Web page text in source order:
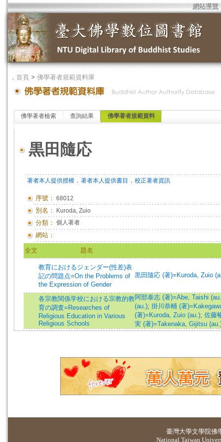
網站導覽
． 首頁 > 佛學著者規範資料庫
佛學著者檢索 查詢結果 佛學著者規範資料
黒田隨応
著者本人提供授權 ． 著者本人提供書目 ． 校正著者資訊
序號： 68012
別名： Kuroda, Zuio
分類： 個人著者
網站：
全文 題名
教育におけるジェンダー(性差)表
記の問題点=On the Problems of
the Expression of Gender
黒田隨応 (著)=Kuroda, Zuio
各宗教関係学校における宗教的教
育の調査=Researches of
Religious Education in Various
Religious Schools
阿部泰志 (著)=Abe, Taishi
(au.); 掛川恭輔 (著
(著)=Kuroda, Zuio (au.); 佐藤
実 (著)=Takenaka, Gijitsu
臺灣大學文學院佛
National Taiwan